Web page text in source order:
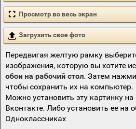
Просмотр во весь экран
Загрузить свое фото
Передвигая желтую рамку
изображения, которую вы хотите
обои на рабочий стол. Затем
чтобы сохранить их на компьютер.
Можно установить эту картинку на
Вконтакте. Либо установить ее на
Одноклассниках